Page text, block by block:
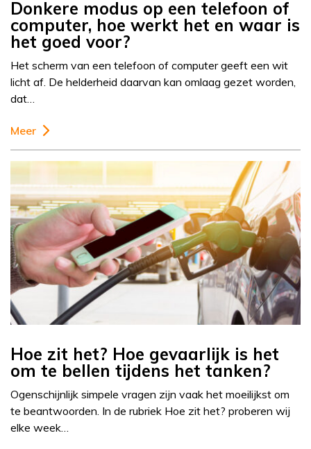
Donkere modus op een telefoon of
computer, hoe werkt het en waar is
het goed voor?
Het scherm van een telefoon of computer geeft een wit
licht af. De helderheid daarvan kan omlaag gezet worden,
dat…
Meer
Hoe zit het? Hoe gevaarlijk is het
om te bellen tijdens het tanken?
Ogenschijnlijk simpele vragen zijn vaak het moeilijkst om
te beantwoorden. In de rubriek Hoe zit het? proberen wij
elke week…